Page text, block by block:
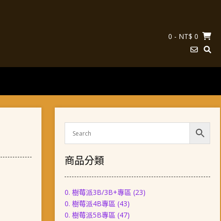
0 - NT$ 0
商品分類
0. 樹莓派3B/3B+專區 (23)
0. 樹莓派4B專區 (43)
0. 樹莓派5B專區 (47)